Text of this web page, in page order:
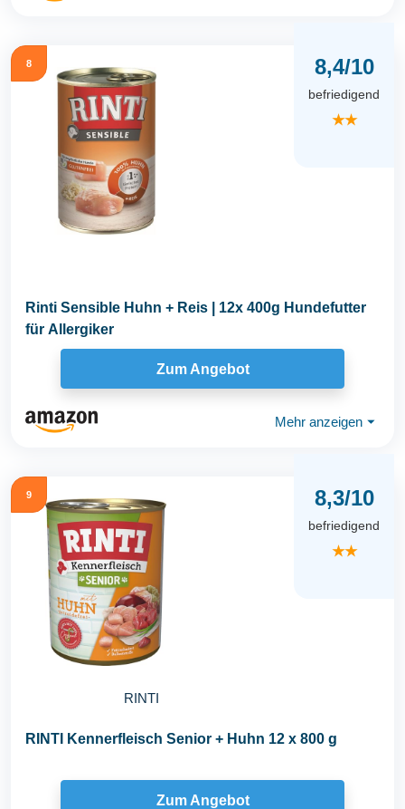
8 8,4/10
befriedigend
★★
Rinti Sensible Huhn + Reis | 12x 400g Hundefutter
für Allergiker
Zum Angebot
Mehr anzeigen ⏷
9
RINTI
8,3/10
befriedigend
★★
RINTI Kennerfleisch Senior + Huhn 12 x 800 g
Zum Angebot